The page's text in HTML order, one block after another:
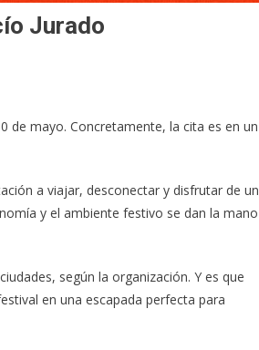
Jurado
de mayo. Concretamente, la cita es en un
a viajar, desconectar y disfrutar de un
y el ambiente festivo se dan la mano
según la organización. Y es que
en una escapada perfecta para